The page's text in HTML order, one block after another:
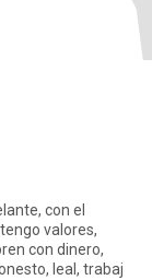
con el
con dinero,
hombre honesto, leal, trabaj